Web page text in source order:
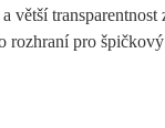
větší transparentnost
rozhraní pro